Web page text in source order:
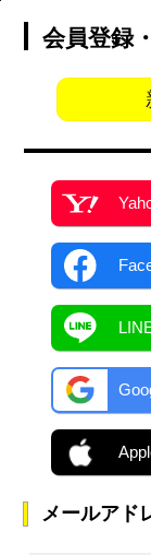
会員登録
メールアド